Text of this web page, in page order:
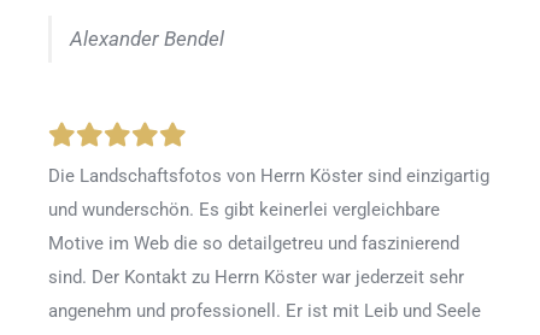
Alexander Bendel
Die Landschaftsfotos von Herrn Köster sind einzigartig
und wunderschön. Es gibt keinerlei vergleichbare
Motive im Web die so detailgetreu und faszinierend
sind. Der Kontakt zu Herrn Köster war jederzeit sehr
angenehm und professionell. Er ist mit Leib und Seele